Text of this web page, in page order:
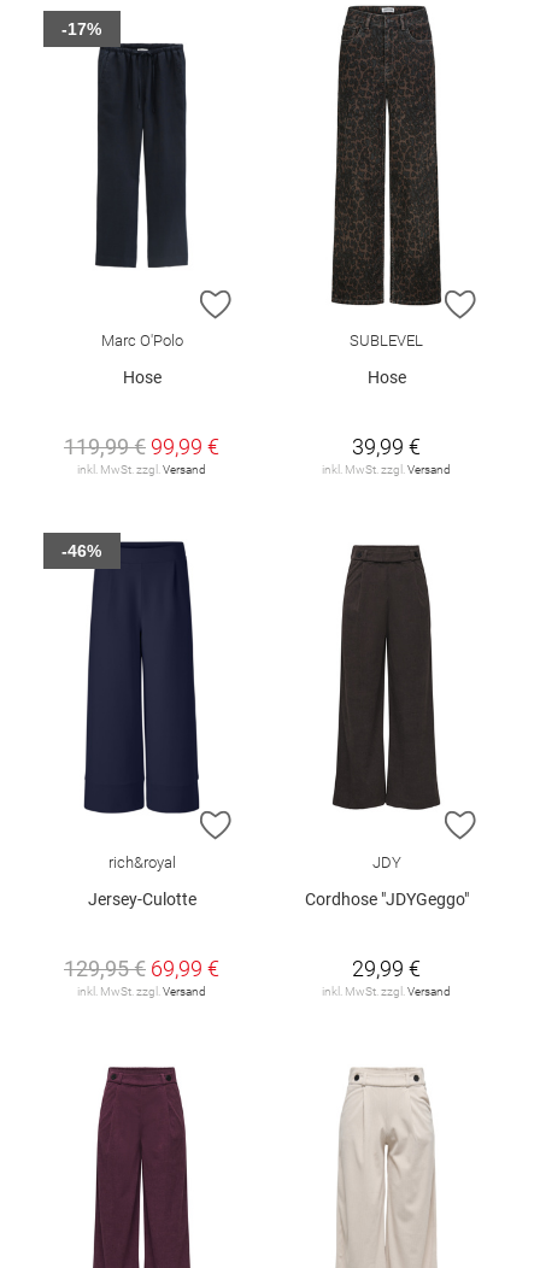
ZUR WUNSCHLISTE HINZUFÜGEN
Marc O'Polo
Hose
119,99 € 99,99 €
inkl. MwSt. zzgl. Versand
-17%
ZUR
SUBLEVEL
Hose
39,99 €
inkl. MwSt. zzgl. Versand
ZUR WUNSCHLISTE HINZUFÜGEN
rich&royal
Jersey-Culotte
129,95 € 69,99 €
inkl. MwSt. zzgl. Versand
-46%
ZUR
JDY
Cordhose "JDYGeggo"
29,99 €
inkl. MwSt. zzgl. Versand